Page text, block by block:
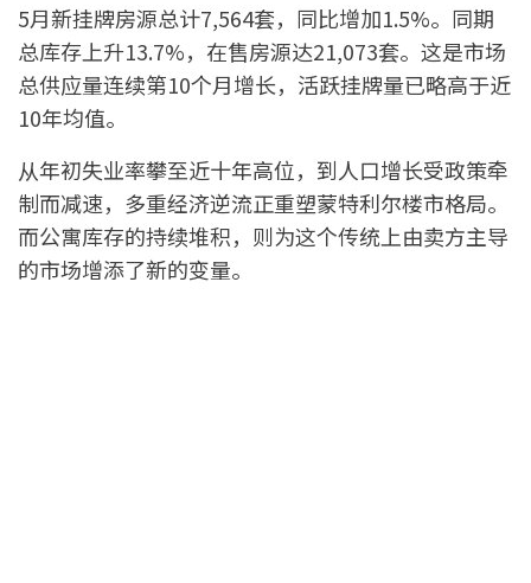
5月新挂牌房源总计7,564套，同比增加1.5%。同期
总库存上升13.7%，在售房源达21,073套。这是市场
总供应量连续第10个月增长，活跃挂牌量已略高于近
10年均值。
从年初失业率攀至近十年高位，到人口增长受政策牵
制而减速，多重经济逆流正重塑蒙特利尔楼市格局。
而公寓库存的持续堆积，则为这个传统上由卖方主导
的市场增添了新的变量。